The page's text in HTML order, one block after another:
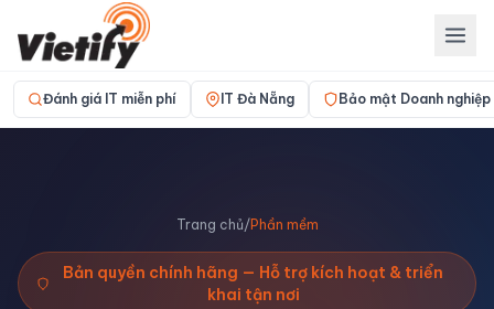
Đánh giá IT miễn phí IT Đà Nẵng Bảo mật Doanh nghiệp
Trang chủ/Phần mềm
Bản quyền chính hãng — Hỗ trợ kích hoạt & triển
khai tận nơi